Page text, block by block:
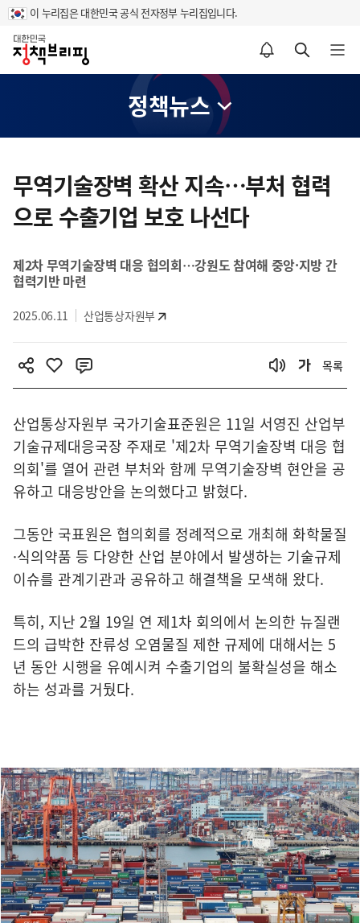
이 누리집은 대한민국 공식 전자정부 누리집입니다.
홈
알림설정 바로가기 검색 바로가기 메뉴 열기
정책뉴스
텐
츠
영
무역기술장벽 확산 지속…부처 협력
으로 수출기업 보호 나선다
제2차 무역기술장벽 대응 협의회…강원도 참여해 중앙·지방 간
협력기반 마련
2025.06.11 산업통상자원부
목록
산업통상자원부 국가기술표준원은 11일 서영진 산업부
기술규제대응국장 주재로 '제2차 무역기술장벽 대응 협
의회'를 열어 관련 부처와 함께 무역기술장벽 현안을 공
유하고 대응방안을 논의했다고 밝혔다.
그동안 국표원은 협의회를 정례적으로 개최해 화학물질
·식의약품 등 다양한 산업 분야에서 발생하는 기술규제
이슈를 관계기관과 공유하고 해결책을 모색해 왔다.
특히, 지난 2월 19일 연 제1차 회의에서 논의한 뉴질랜
드의 급박한 잔류성 오염물질 제한 규제에 대해서는 5
년 동안 시행을 유예시켜 수출기업의 불확실성을 해소
하는 성과를 거뒀다.